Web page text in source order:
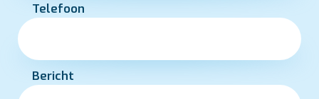
Telefoon
Bericht